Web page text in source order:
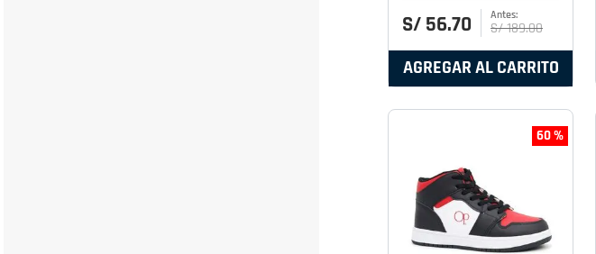
S/ 56.70 S/189.00
AGREGAR AL CARRITO
60 %